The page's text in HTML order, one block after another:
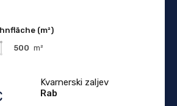
(m²)
500 m²
Kvarnerski zaljev
Rab